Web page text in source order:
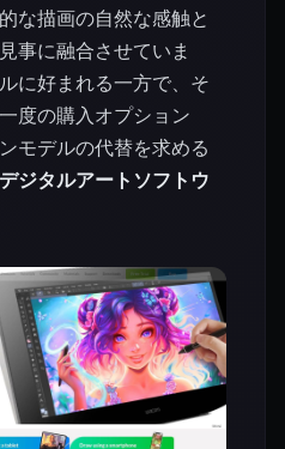
な描画の自然な感触と
事に融合させていま
に好まれる一方で、そ
度の購入オプション
モデルの代替を求める
ジタルアートソフトウ